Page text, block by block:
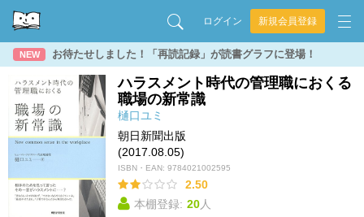
ログイン 新規会員登録
NEW お待たせしました！「再読記録」が読書グラフに登場！
ハラスメント時代の管理職におくる
職場の新常識
樋口ユミ
朝日新聞出版
(2017.08.05)
ISBN・EAN: 9784021002595
2.50
本棚登録: 20人